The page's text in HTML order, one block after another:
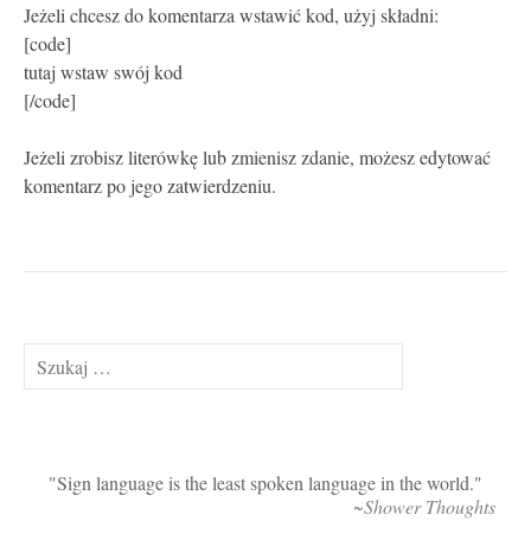
Jeżeli chcesz do komentarza wstawić kod, użyj składni:
[code]
tutaj wstaw swój kod
[/code]
Jeżeli zrobisz literówkę lub zmienisz zdanie, możesz edytować
komentarz po jego zatwierdzeniu.
Szukaj:
Sign language is the least spoken language in the world.
~Shower Thoughts